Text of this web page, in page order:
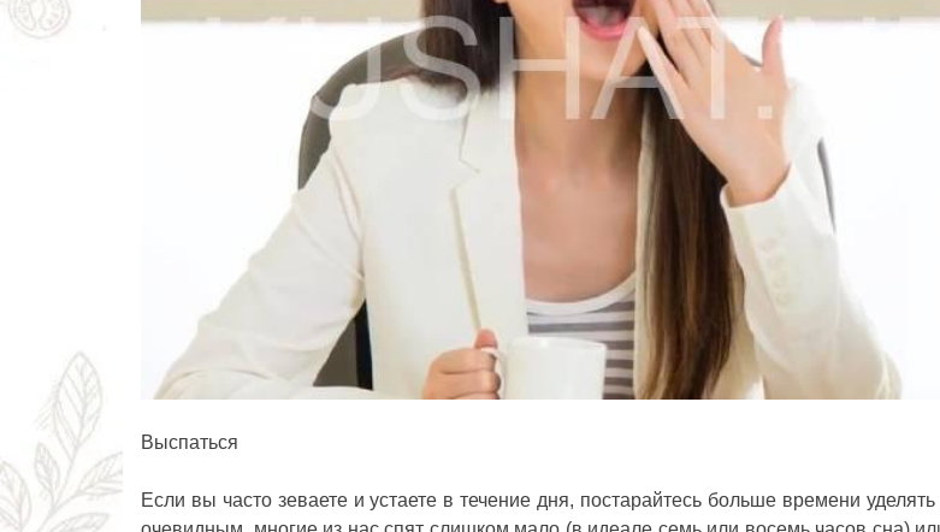
Выспаться
Если вы часто зеваете и устаете в течение дня, постарайтесь больше времени уделять